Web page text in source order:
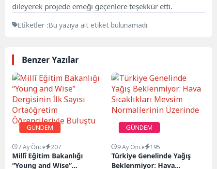
dileyerek projede emeği geçenlere teşekkür etti.
Etiketler :Bu yazıya ait etiket bulunamadı.
Benzer Yazılar
GÜNDEM
7 Ay Önce 207
Millî Eğitim Bakanlığı
“Young and Wise”
GÜNDEM
9 Ay Önce 195
Türkiye Genelinde Yağış
Beklenmiyor: Hava